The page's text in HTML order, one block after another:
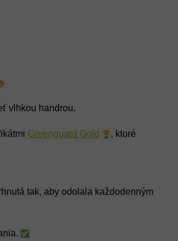
vlhkou handrou.
Greenguard Gold , ktoré
tak, aby odolala každodenným